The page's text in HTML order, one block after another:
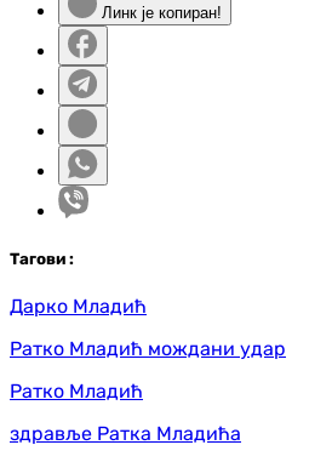
Линк је копиран!
Тагови :
Дарко Младић
Ратко Младић мождани удар
Ратко Младић
здравље Ратка Младића